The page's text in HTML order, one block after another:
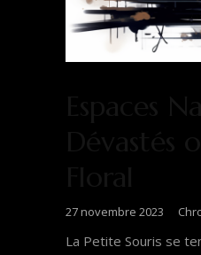
27 novembre 2023
La Petite Souris se